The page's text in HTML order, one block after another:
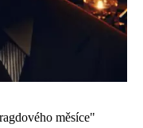
měsíce"